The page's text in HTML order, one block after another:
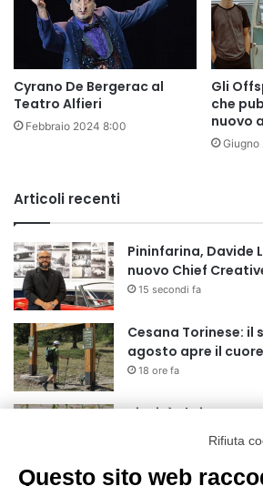
Cyrano De Bergerac al
Teatro Alfieri
Febbraio 2024 8:00
Gli
che
nuovo
Giugno
Articoli recenti
Pininfarina, Davide
nuovo Chief
15 secondi fa
Cesana Torinese: il
agosto apre il
18 ore fa
Siccità: Il Piemonte
per la richiesta
19 ore fa
Rifiuta
Questo sito web